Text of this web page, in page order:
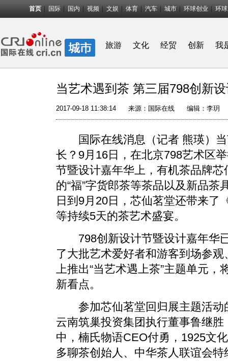
首页 国际 国内 视频 文娱 体育 汽车 城市 环球创业 环
旅游 文化 经贸 创新 我
当艺术遇到茶 第三届798创新
2017-09-18 11:38:14 来源： 国际在线 编辑：李玥
国际在线消息（记者 熊瑛）当
长？9月16日，在北京798艺术区
节暨设计嘉年华上，有机茶品牌
的“福”字货郎茶等茶品以及新品
日到9月20日，芯仙茗堂还带来了
等持续5天的茶艺术盛宴。
798创新设计节暨设计嘉年华
了大批艺术爱好者和游客到场参
上推出“当艺术遇上茶”主题单元
新看点。
参加芯仙茗堂回归展主题活动
云南筑巢投资集团执行董事鲁继
中，楠氏物语CEO付勇，1925文
多聊茶创始人、中华茶人联谊会